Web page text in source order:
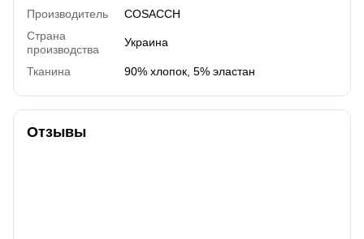
Производитель
COSACCH
Страна
производства
Украина
Тканина 90% хлопок, 5% эластан
Отзывы